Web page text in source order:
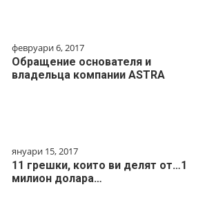
февруари 6, 2017
Обращение основателя и
владельца компании ASTRA
януари 15, 2017
11 грешки, които ви делят от…1
милиoн дoлapa…